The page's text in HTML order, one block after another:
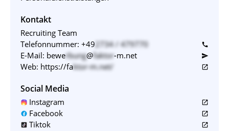
Kontakt
Recruiting Team
Telefonnummer: +492734 / 479770 call
E-Mail: bewerbung@faktor-m.net send
Web: https://faktor-m.net/ open_in_new
Social Media
Instagram open_in_new
Facebook open_in_new
Tiktok open_in_new